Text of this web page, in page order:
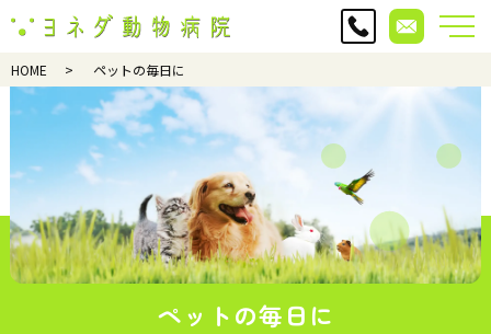
HOME ペットの毎日に
ペットの毎日に